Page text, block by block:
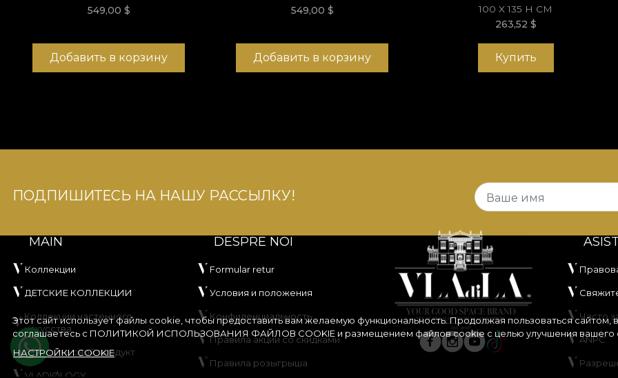
549,00 $
Добавить в корзину
549,00 $
Добавить в корзину
100 X 135 H СМ
263,52 $
Купить
Этот сайт использует файлы cookie, чтобы предоставить вам желаемую функциональность. Продолжая пользоваться сайтом,
соглашаетесь с ПОЛИТИКОЙ ИСПОЛЬЗОВАНИЯ ФАЙЛОВ COOKIE и размещением файлов cookie с целью улучшения вашего
НАСТРОЙКИ COOKIE
ПОДПИШИТЕСЬ НА НАШУ РАССЫЛКУ! Ваше имя
MAIN
Коллекции
ДЕТСКИЕ КОЛЛЕКЦИИ
Коллекции настенного
искусства
Создайте свой продукт
VLADIØLOGY
DESPRE NOI
Formular retur
Условия и положения
Конфиденциальность
Правила акции со скидками
Правила розыгрыша
Часто
ANPC